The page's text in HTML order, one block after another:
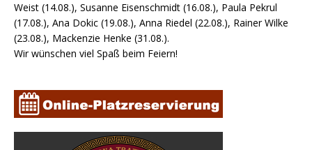
Weist (14.08.), Susanne Eisenschmidt (16.08.), Paula Pekrul
(17.08.), Ana Dokic (19.08.), Anna Riedel (22.08.), Rainer Wilke
(23.08.), Mackenzie Henke (31.08.).
Wir wünschen viel Spaß beim Feiern!